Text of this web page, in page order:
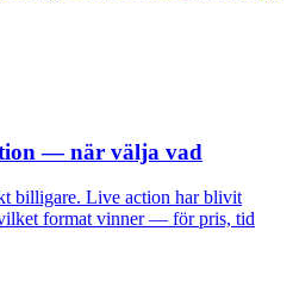
— när välja vad
billigare. Live action har blivit
format vinner — för pris, tid